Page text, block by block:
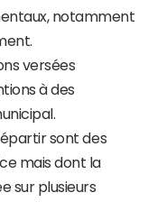
notamment
versées
à des
sont des
mais dont la
sur plusieurs